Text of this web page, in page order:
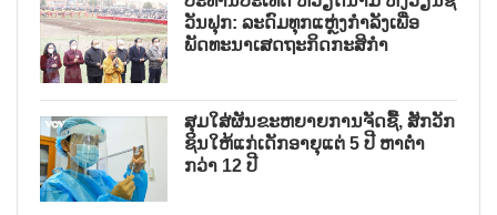
ວັນຟຸກ: ລະດົມທຸກແຫຼ່ງກຳລັງເພື່ອ
ພັດທະນາເສດຖະກິດກະສິກຳ
ສຸມໃສ່ຜັນຂະຫຍາຍການຈັດຊື້, ສັກວັກ
ຊິນໃຫ້ແກ່ເດັກອາຍຸແຕ່ 5 ປີ ຫາຕ່ຳ
ກວ່າ 12 ປີ